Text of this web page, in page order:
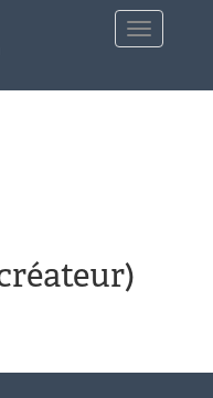
Toggle
navigation